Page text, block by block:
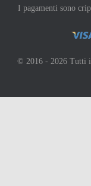
I pagamenti sono
© 2016 - 2026 Tutti i